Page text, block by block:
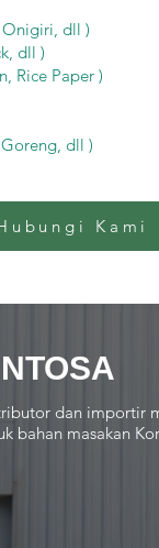
Onigiri, dll )
dll )
Rice Paper )
dll )
Kami
dan importir
bahan masakan